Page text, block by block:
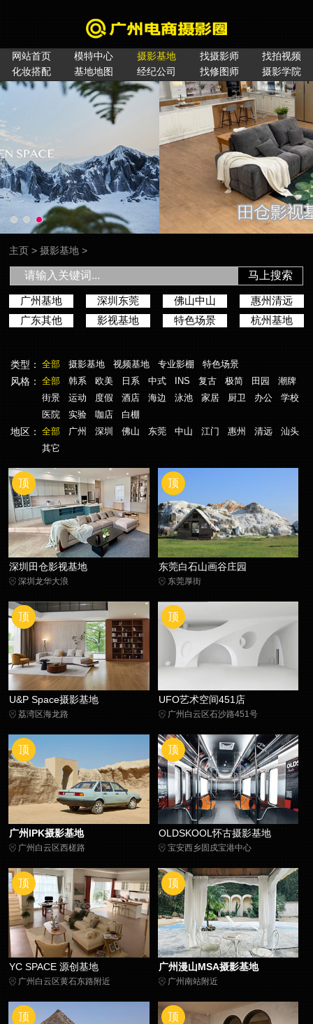
网站首页 模特中心 摄影基地 找摄影师
找拍视频
化妆搭配
基地地图 经纪公司 找修图师 摄影学院
主页 >摄影基地 >
马上搜索
广州基地 深圳东莞 佛山中山
惠州清远
广东其他
影视基地 特色场景 杭州基地
类型： 全部 摄影基地 视频基地 专业影棚 特色场景
风格： 全部 韩系 欧美 日系 中式 INS 复古 极简 田园
潮牌
街景
运动 度假 酒店 海边 泳池 家居 厨卫 办公
学校
医院
实验 咖店 白棚
地区： 全部 广州 深圳 佛山 东莞 中山 江门 惠州 清远
汕头
其它
顶
深圳田仓影视基地
深圳龙华大浪
NEW
顶
东莞白石山画谷庄园
东莞厚街
NEW
顶
U&P Space摄影基地
荔湾区海龙路
顶
UFO艺术空间451店
广州白云区石沙路451号
顶
广州IPK摄影基地
广州白云区西槎路
顶
OLDSKOOL怀古摄影基地
宝安西乡固戍宝港中心
顶
YC SPACE 源创基地
广州白云区黄石东路附近
顶
广州漫山MSA摄影基地
广州南站附近
顶 顶